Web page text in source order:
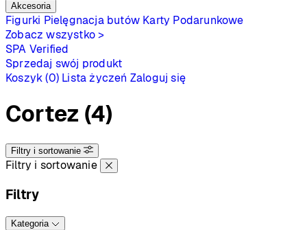
Akcesoria
Figurki Pielęgnacja butów Karty Podarunkowe
Zobacz wszystko >
SPA Verified
Sprzedaj swój produkt
Koszyk (0) Lista życzeń Zaloguj się
Cortez (4)
Filtry i sortowanie
Filtry i sortowanie
Filtry
Kategoria